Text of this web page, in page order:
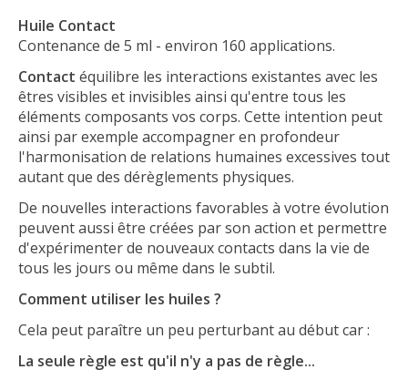
Huile Contact
Contenance de 5 ml - environ 160 applications.
Contact équilibre les interactions existantes avec les
êtres visibles et invisibles ainsi qu'entre tous les
éléments composants vos corps. Cette intention peut
ainsi par exemple accompagner en profondeur
l'harmonisation de relations humaines excessives tout
autant que des dérèglements physiques.
De nouvelles interactions favorables à votre évolution
peuvent aussi être créées par son action et permettre
d'expérimenter de nouveaux contacts dans la vie de
tous les jours ou même dans le subtil.
Comment utiliser les huiles ?
Cela peut paraître un peu perturbant au début car :
La seule règle est qu'il n'y a pas de règle...